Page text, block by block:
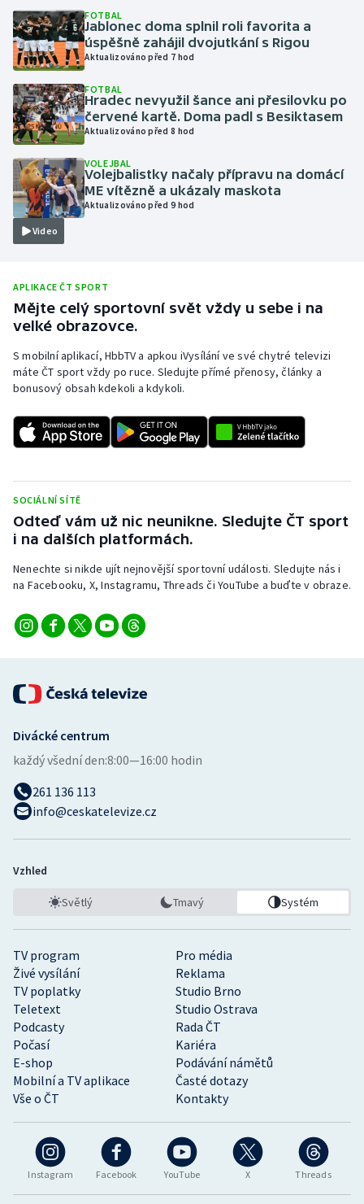
Lyže a snowboard
Moderní pětiboj
Motorsport
Olympijské hry
Parasport
Plavání
Ragby
Rychlobruslení
Rychlostní kanoistika
Sportovní střelba
Stolní tenis
Triatlon
Veslování
Volejbal
Ostatní
FOTBAL
Jablonec doma splnil roli favorita a
úspěšně zahájil dvojutkání s Rigou
Aktualizováno před 7 hod
FOTBAL
Hradec nevyužil šance ani přesilovku po
červené kartě. Doma padl s Besiktasem
Aktualizováno před 8 hod
Video
VOLEJBAL
Volejbalistky načaly přípravu na domácí
ME vítězně a ukázaly maskota
Aktualizováno před 9 hod
APLIKACE ČT SPORT
Mějte celý sportovní svět vždy u sebe i na
velké obrazovce.
S mobilní aplikací, HbbTV a apkou iVysílání ve své chytré televizi
máte ČT sport vždy po ruce. Sledujte přímé přenosy, články a
bonusový obsah kdekoli a kdykoli.
SOCIÁLNÍ SÍTĚ
Odteď vám už nic neunikne. Sledujte ČT sport
i na dalších platformách.
Nenechte si nikde ujít nejnovější sportovní události. Sledujte nás i
na Facebooku, X, Instagramu, Threads či YouTube a buďte v obraze.
Instagram Facebook YouTube X Threads
TV program
Pro média
Živé vysílání
Reklama
TV poplatky
Studio Brno
Teletext
Studio Ostrava
Podcasty
Rada ČT
Počasí
Kariéra
E-shop
Podávání námětů
Mobilní a TV aplikace
Časté dotazy
Vše o ČT
Kontakty
Divácké centrum
každý všední den:8:00—16:00 hodin
261 136 113
info@ceskatelevize.cz
Vzhled
Světlý Tmavý Systém